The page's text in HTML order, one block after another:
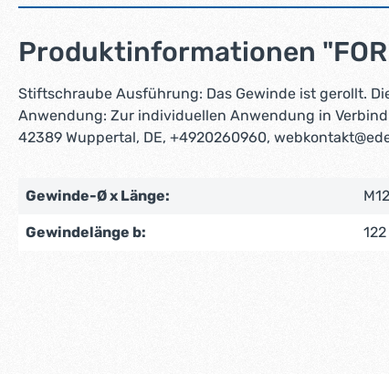
Produktinformationen
Stiftschraube Ausführung: Das Gewinde ist gerollt.
Anwendung: Zur individuellen Anwendung in
42389 Wuppertal, DE, +4920260960,
Gewinde-Ø x Länge:
Gewindelänge b: